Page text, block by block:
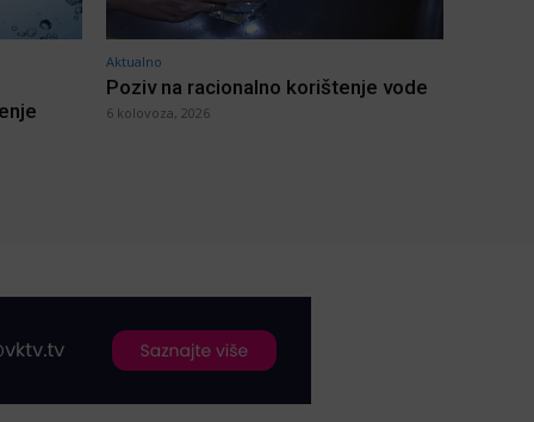
Aktualno
Poziv na racionalno korištenje vode
6 kolovoza, 2026